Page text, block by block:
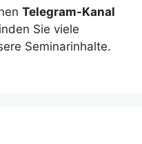
Telegram-Kanal
Sie viele
Seminarinhalte.